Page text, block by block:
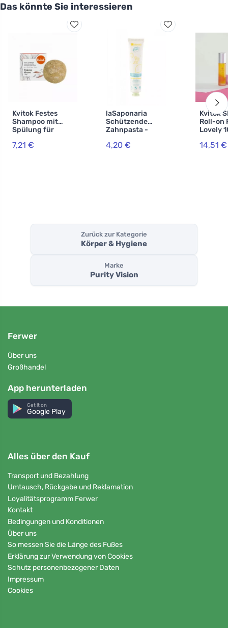
Das könnte Sie interessieren
Kvitok Festes
Shampoo mit
Spülung für
Rare Wood XXL
7,21 €
laSaponaria
Schützende
Zahnpasta -
Zitrone BIO (75
4,20 €
Kvitok
Roll-on
Lovely
14,51 €
Zurück zur Kategorie
Körper & Hygiene
Marke
Purity Vision
Ferwer
Über uns
Großhandel
App herunterladen
Get it on
Google Play
Alles über den Kauf
Transport und Bezahlung
Umtausch, Rückgabe und Reklamation
Loyalitätsprogramm Ferwer
Kontakt
Bedingungen und Konditionen
Über uns
So messen Sie die Länge des Fußes
Erklärung zur Verwendung von Cookies
Schutz personenbezogener Daten
Impressum
Cookies